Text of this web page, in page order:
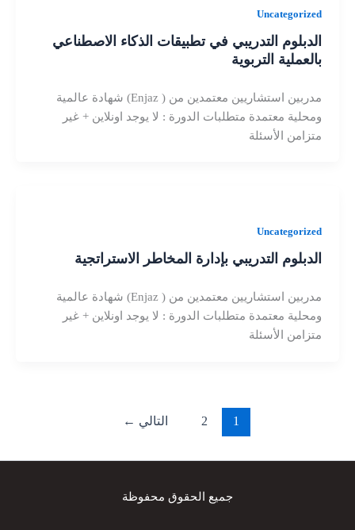
Uncategorized
الدبلوم التدريبي في تطبيقات الذكاء الاصطناعي
بالعملية التربوية
مدربين استشاريين معتمدين من ( Enjaz) شهادة عالمية
ومحلية معتمدة متطلبات الدورة : لا يوجد اونلاين + غير
متزامن الأسئلة
Uncategorized
الدبلوم التدريبي بإدارة المخاطر الاستراتجية
مدربين استشاريين معتمدين من ( Enjaz) شهادة عالمية
ومحلية معتمدة متطلبات الدورة : لا يوجد اونلاين + غير
متزامن الأسئلة
1
2 التالي ←
جميع الحقوق محفوظة